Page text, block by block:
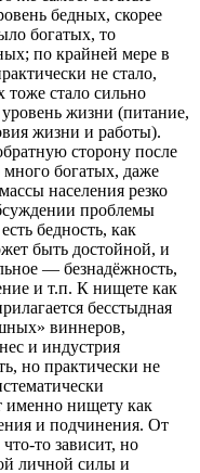
бедных, скорее
богатых, то
по крайней мере в
не стало,
тоже стало сильно
жизни (питание,
жизни и работы).
сторону после
богатых, даже
населения резко
проблемы
бедность, как
быть достойной, и
— безнадёжность,
и т.п. К нищете как
бесстыдная
виннеров,
и индустрия
но практически не
именно нищету как
и подчинения. От
то зависит, но
личной силы и